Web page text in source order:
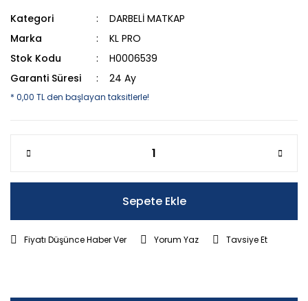
Kategori
DARBELİ MATKAP
Marka
KL PRO
Stok Kodu
H0006539
Garanti Süresi
24 Ay
* 0,00 TL den başlayan taksitlerle!
Sepete Ekle
Fiyatı Düşünce Haber Ver Yorum Yaz Tavsiye Et